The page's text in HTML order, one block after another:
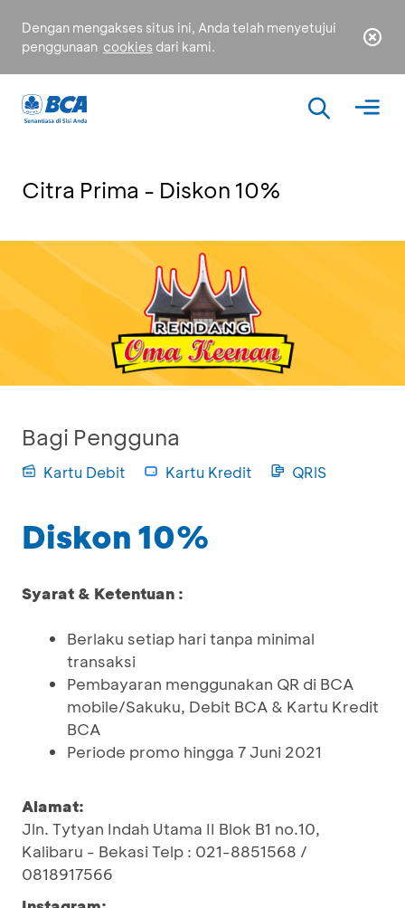
Dengan mengakses situs ini, Anda telah menyetujui
penggunaan cookies dari kami.
Citra Prima - Diskon 10%
Bagi Pengguna
Kartu Debit Kartu Kredit QRIS
Diskon 10%
Syarat & Ketentuan :
Berlaku setiap hari tanpa minimal
transaksi
Pembayaran menggunakan QR di BCA
mobile/Sakuku, Debit BCA & Kartu Kredit
BCA
Periode promo hingga 7 Juni 2021
Alamat:
Jln. Tytyan Indah Utama II Blok B1 no.10,
Kalibaru - Bekasi Telp : 021-8851568 /
0818917566